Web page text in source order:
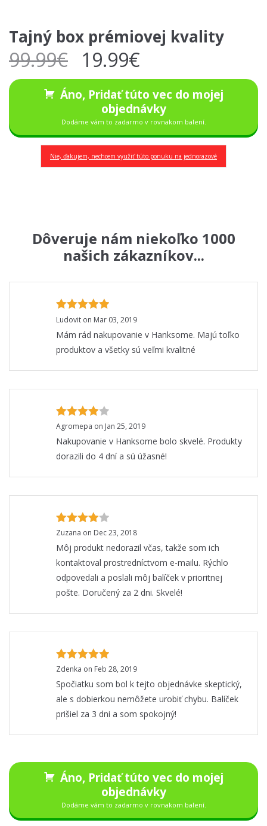
Tajný box prémiovej kvality
99.99€ 19.99€
Áno, Pridať túto vec do mojej
objednávky
Dodáme vám to zadarmo v rovnakom balení.
Nie, ďakujem, nechcem využiť túto ponuku na jednorazové
Dôveruje nám niekoľko 1000
našich zákazníkov...
Ludovit on Mar 03, 2019
Mám rád nakupovanie v Hanksome. Majú toľko
produktov a všetky sú veľmi kvalitné
Agromepa on Jan 25, 2019
Nakupovanie v Hanksome bolo skvelé. Produkty
dorazili do 4 dní a sú úžasné!
Zuzana on Dec 23, 2018
Môj produkt nedorazil včas, takže som ich
kontaktoval prostredníctvom e-mailu. Rýchlo
odpovedali a poslali môj balíček v prioritnej
pošte. Doručený za 2 dni. Skvelé!
Zdenka on Feb 28, 2019
Spočiatku som bol k tejto objednávke skeptický,
ale s dobierkou nemôžete urobiť chybu. Balíček
prišiel za 3 dni a som spokojný!
Áno, Pridať túto vec do mojej
objednávky
Dodáme vám to zadarmo v rovnakom balení.